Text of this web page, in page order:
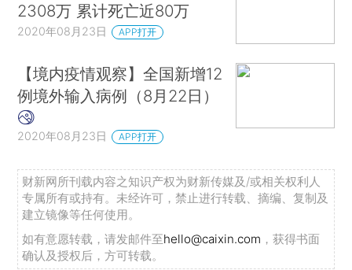
2308万 累计死亡近80万
2020年08月23日 APP打开
【境内疫情观察】全国新增12
例境外输入病例（8月22日）
2020年08月23日 APP打开
财新网所刊载内容之知识产权为财新传媒及/或相关权利人
专属所有或持有。未经许可，禁止进行转载、摘编、复制及
建立镜像等任何使用。
如有意愿转载，请发邮件至hello@caixin.com ，获得书面
确认及授权后，方可转载。